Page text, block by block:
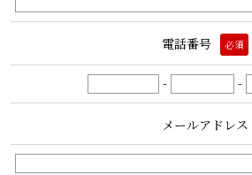
電話番号 必須
- -
メールアドレス